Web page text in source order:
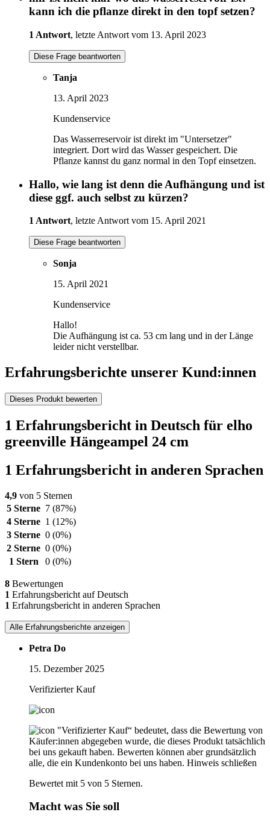
kann ich die pflanze direkt in den topf setzen?
1 Antwort, letzte Antwort vom 13. April 2023
Diese Frage beantworten
Tanja
13. April 2023
Kundenservice
Das Wasserreservoir ist direkt im "Untersetzer"
integriert. Dort wird das Wasser gespeichert. Die
Pflanze kannst du ganz normal in den Topf einsetzen.
Hallo, wie lang ist denn die Aufhängung und ist
diese ggf. auch selbst zu kürzen?
1 Antwort, letzte Antwort vom 15. April 2021
Diese Frage beantworten
Sonja
15. April 2021
Kundenservice
Hallo!
Die Aufhängung ist ca. 53 cm lang und in der Länge
leider nicht verstellbar.
Erfahrungsberichte unserer Kund:innen
Dieses Produkt bewerten
1 Erfahrungsbericht in Deutsch für elho
greenville Hängeampel 24 cm
1 Erfahrungsbericht in anderen Sprachen
4,9 von 5 Sternen
5 Sterne 7 (87%)
4 Sterne 1 (12%)
3 Sterne 0 (0%)
2 Sterne 0 (0%)
1 Stern
0 (0%)
8 Bewertungen
1 Erfahrungsbericht auf Deutsch
1 Erfahrungsbericht in anderen Sprachen
Alle Erfahrungsberichte anzeigen
Petra Do
15. Dezember 2025
Verifizierter Kauf
"Verifizierter Kauf“ bedeutet, dass die Bewertung von
Käufer:innen abgegeben wurde, die dieses Produkt tatsächlich
bei uns gekauft haben. Bewerten können aber grundsätzlich
alle, die ein Kundenkonto bei uns haben. Hinweis schließen
Bewertet mit 5 von 5 Sternen.
Macht was Sie soll